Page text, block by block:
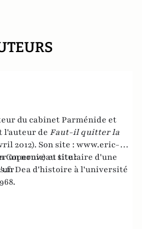
du cabinet Parménide et
l'auteur de Faut-il quitter la
2012). Son site : www.eric-
un nouveau site :
Copernic) et titulaire d'une
Dea d'histoire à l'université